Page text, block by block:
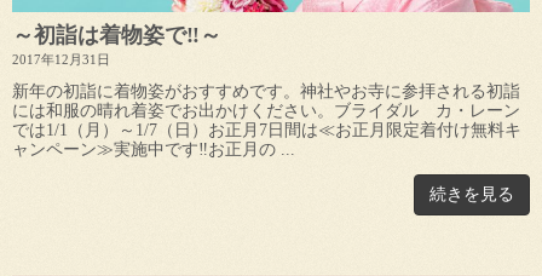
～初詣は着物姿で‼～
2017年12月31日
新年の初詣に着物姿がおすすめです。神社やお寺に参拝される初詣
には和服の晴れ着姿でお出かけください。ブライダル カ・レーン
では1/1（月）～1/7（日）お正月7日間は≪お正月限定着付け無料キ
ャンペーン≫実施中です‼お正月の ...
続きを見る